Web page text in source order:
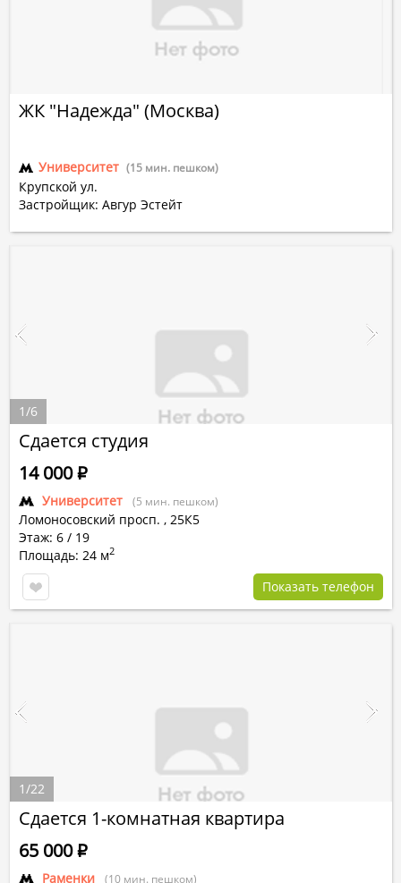
ЖК "Надежда" (Москва)
Университет (15 мин. пешком)
Крупской ул.
Застройщик: Авгур Эстейт
Сдается студия
Университет (5 мин. пешком)
Ломоносовский просп. , 25К5
Этаж: 6 / 19
Площадь: 24 м2
14 000Р
Показать телефон
1/6
Сдается 1-комнатная квартира
Раменки (10 мин. пешком)
65 000Р
1/22